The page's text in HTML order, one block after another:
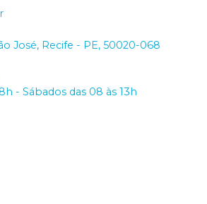
José, Recife - PE, 50020-068
- Sábados das 08 às 13h